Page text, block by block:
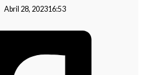
Abril 28, 202316:53